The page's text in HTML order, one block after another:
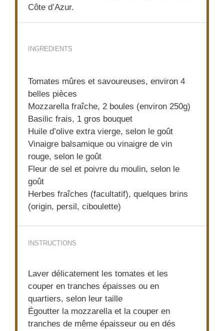
Côte d’Azur.
INGREDIENTS
Tomates mûres et savoureuses, environ 4
belles pièces
Mozzarella fraîche, 2 boules (environ 250g)
Basilic frais, 1 gros bouquet
Huile d’olive extra vierge, selon le goût
Vinaigre balsamique ou vinaigre de vin
rouge, selon le goût
Fleur de sel et poivre du moulin, selon le
goût
Herbes fraîches (facultatif), quelques brins
(origin, persil, ciboulette)
INSTRUCTIONS
Laver délicatement les tomates et les
couper en tranches épaisses ou en
quartiers, selon leur taille
Égoutter la mozzarella et la couper en
tranches de même épaisseur ou en dés